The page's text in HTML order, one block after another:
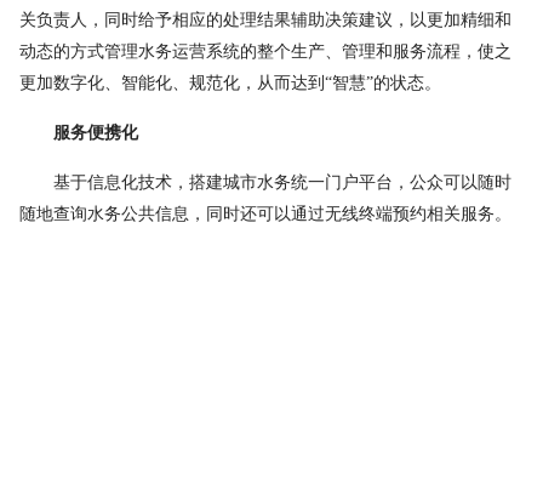
关负责人，同时给予相应的处理结果辅助决策建议，以更加精细和
动态的方式管理水务运营系统的整个生产、管理和服务流程，使之
更加数字化、智能化、规范化，从而达到 “智慧”的状态。
服务便携化
基于信息化技术，搭建城市水务统一门户平台，公众可以随时
随地查询水务公共信息，同时还可以通过无线终端预约相关服务。